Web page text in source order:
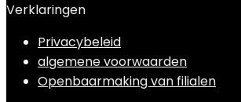
Verklaringen
Privacybeleid
algemene voorwaarden
Openbaarmaking van filialen